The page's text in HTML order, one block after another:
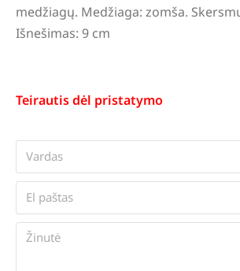
medžiagų. Medžiaga: zomša.
Išnešimas: 9 cm
Teirautis dėl pristatymo